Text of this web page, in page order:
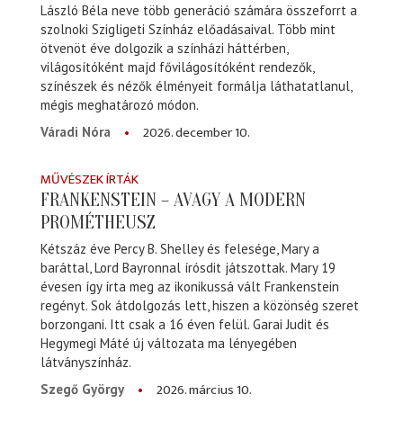
László Béla neve több generáció számára összeforrt a
szolnoki Szigligeti Színház előadásaival. Több mint
ötvenöt éve dolgozik a színházi háttérben,
világosítóként majd fővilágosítóként rendezők,
színészek és nézők élményeit formálja láthatatlanul,
mégis meghatározó módon.
Váradi Nóra
2026. december 10.
MŰVÉSZEK ÍRTÁK
FRANKENSTEIN – AVAGY A MODERN
PROMÉTHEUSZ
Kétszáz éve Percy B. Shelley és felesége, Mary a
baráttal, Lord Bayronnal írósdit játszottak. Mary 19
évesen így írta meg az ikonikussá vált Frankenstein
regényt. Sok átdolgozás lett, hiszen a közönség szeret
borzongani. Itt csak a 16 éven felül. Garai Judit és
Hegymegi Máté új változata ma lényegében
látványszínház.
Szegő György
2026. március 10.